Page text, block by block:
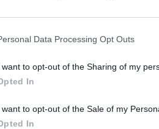
Data Processing Opt Outs
want to opt-out of the Sharing of my
In
want to opt-out of the Sale of my
In